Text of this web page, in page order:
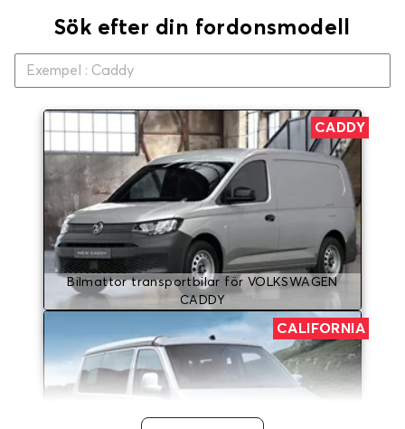
Sök efter din fordonsmodell
CADDY
Bilmattor transportbilar för VOLKSWAGEN
CADDY
CALIFORNIA